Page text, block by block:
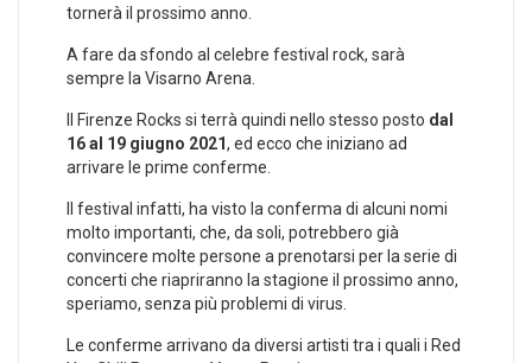
tornerà il prossimo anno.
A fare da sfondo al celebre festival rock, sarà
sempre la Visarno Arena.
Il Firenze Rocks si terrà quindi nello stesso posto dal
16 al 19 giugno 2021, ed ecco che iniziano ad
arrivare le prime conferme.
Il festival infatti, ha visto la conferma di alcuni nomi
molto importanti, che, da soli, potrebbero già
convincere molte persone a prenotarsi per la serie di
concerti che riapriranno la stagione il prossimo anno,
speriamo, senza più problemi di virus.
Le conferme arrivano da diversi artisti tra i quali i Red